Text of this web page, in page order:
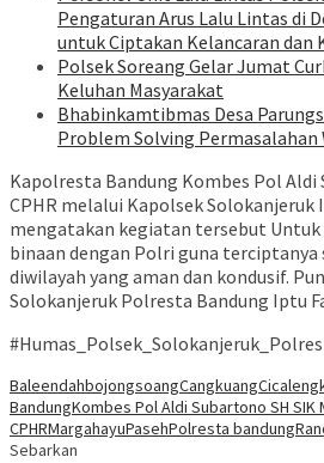
Pengaturan Arus Lalu Lintas di
untuk Ciptakan Kelancaran dan
Polsek Soreang Gelar Jumat
Keluhan Masyarakat
Bhabinkamtibmas Desa
Problem Solving Permasalahan
Kapolresta Bandung Kombes Pol Aldi
CPHR melalui Kapolsek Solokanjeruk
mengatakan kegiatan tersebut
binaan dengan Polri guna
diwilayah yang aman dan kondusif.
Solokanjeruk Polresta Bandung Iptu
BaleendahbojongsoangCangkuang
BandungKombes Pol Aldi Subartono SH SIK
CPHRMargahayuPasehPolresta bandung
Sebarkan